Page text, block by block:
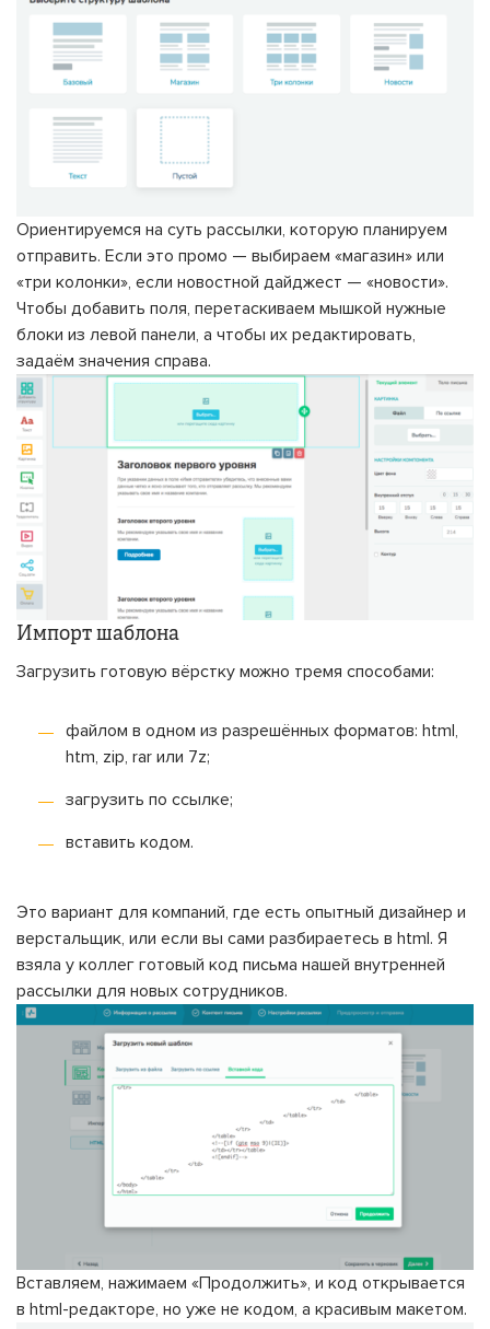
Ориентируемся на суть рассылки, которую планируем
отправить. Если это промо — выбираем «магазин» или
«три колонки», если новостной дайджест — «новости».
Чтобы добавить поля, перетаскиваем мышкой нужные
блоки из левой панели, а чтобы их редактировать,
задаём значения справа.
Импорт шаблона
Загрузить готовую вёрстку можно тремя способами:
файлом в одном из разрешённых форматов: html,
htm, zip, rar или 7z;
загрузить по ссылке;
вставить кодом.
Это вариант для компаний, где есть опытный дизайнер и
верстальщик, или если вы сами разбираетесь в html. Я
взяла у коллег готовый код письма нашей внутренней
рассылки для новых сотрудников.
Вставляем, нажимаем «Продолжить», и код открывается
в html-редакторе, но уже не кодом, а красивым макетом.